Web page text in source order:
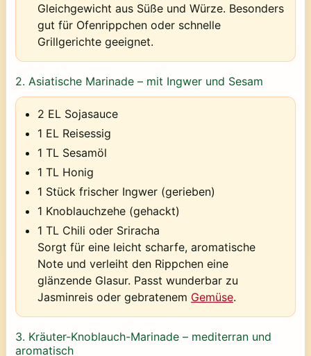
Gleichgewicht aus Süße und Würze. Besonders
gut für Ofenrippchen oder schnelle
Grillgerichte geeignet.
2. Asiatische Marinade – mit Ingwer und Sesam
2 EL Sojasauce
1 EL Reisessig
1 TL Sesamöl
1 TL Honig
1 Stück frischer Ingwer (gerieben)
1 Knoblauchzehe (gehackt)
1 TL Chili oder Sriracha
Sorgt für eine leicht scharfe, aromatische
Note und verleiht den Rippchen eine
glänzende Glasur. Passt wunderbar zu
Jasminreis oder gebratenem Gemüse.
3. Kräuter-Knoblauch-Marinade – mediterran und
aromatisch